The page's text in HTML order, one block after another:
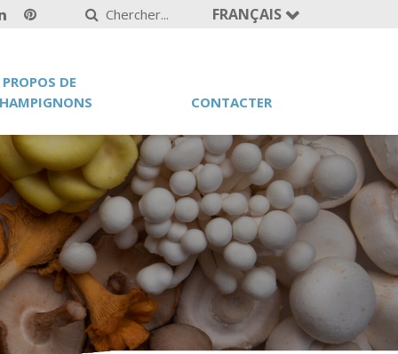
FRANÇAIS
DE
CONTACTER